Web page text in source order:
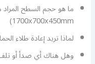
ما هو حجم السطح المراد
1700x700x450mm)
لماذا تريد إعادة طلاء
وهل هناك أي صدأ أو